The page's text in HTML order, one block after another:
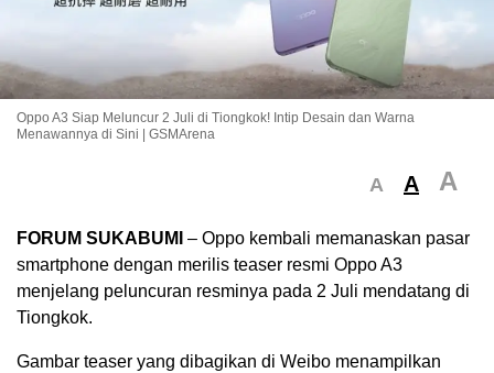
Oppo A3 Siap Meluncur 2 Juli di Tiongkok! Intip Desain dan Warna
Menawannya di Sini | GSMArena
A A A
FORUM SUKABUMI – Oppo kembali memanaskan pasar
smartphone dengan merilis teaser resmi Oppo A3
menjelang peluncuran resminya pada 2 Juli mendatang di
Tiongkok.
Gambar teaser yang dibagikan di Weibo menampilkan